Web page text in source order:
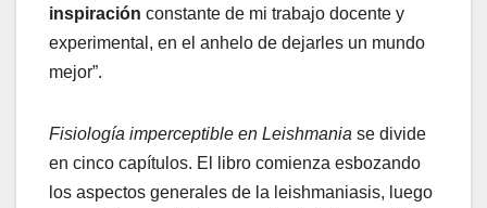
inspiración constante de mi trabajo docente y
experimental, en el anhelo de dejarles un mundo
mejor”.
Fisiología imperceptible en Leishmania se divide
en cinco capítulos. El libro comienza esbozando
los aspectos generales de la leishmaniasis, luego